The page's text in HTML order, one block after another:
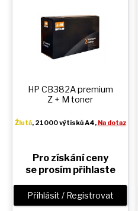
HP CB382A premium
Z + M toner
Žlutá, 21000 výtisků A4, Na dotaz
Pro získání ceny
se prosím přihlaste
Přihlásit / Registrovat